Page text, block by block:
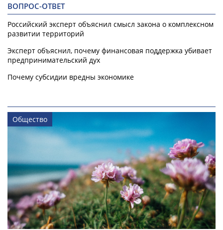
ВОПРОС-ОТВЕТ
Российский эксперт объяснил смысл закона о комплексном
развитии территорий
Эксперт объяснил, почему финансовая поддержка убивает
предпринимательский дух
Почему субсидии вредны экономике
Общество